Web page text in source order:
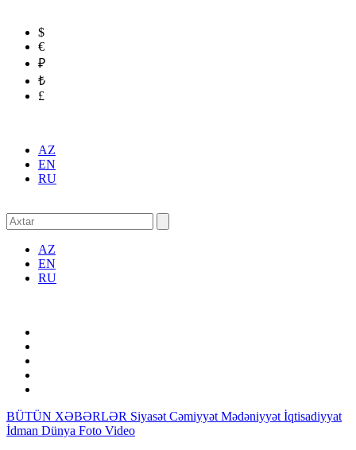
$
€
₽
₺
£
AZ
EN
RU
AZ
EN
RU
BÜTÜN XƏBƏRLƏR Siyasət Cəmiyyət Mədəniyyət İqtisadiyyat
İdman Dünya Foto Video